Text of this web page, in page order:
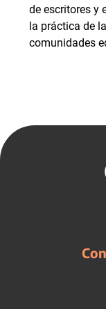
de escritores y
la práctica de
comunidades